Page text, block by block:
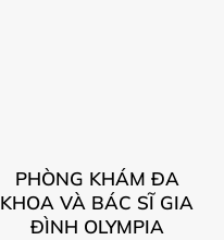
PHÒNG KHÁM ĐA
KHOA VÀ BÁC SĨ GIA
ĐÌNH OLYMPIA